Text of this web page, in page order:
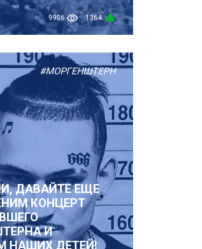
9906 1364
#МОРГЕНШТЕРН
ДАВАЙТЕ ЕЩЕ
КОНЦЕРТ
И
НАШИХ ДЕТЕЙ!